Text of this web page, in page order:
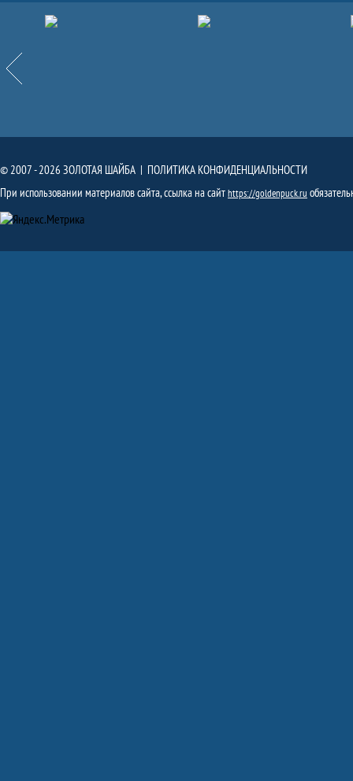
Назад
Партнёры
© 2007 - 2026 ЗОЛОТАЯ ШАЙБА | ПОЛИТИКА КОНФИДЕНЦИАЛЬНОСТИ
При использовании материалов сайта, ссылка на сайтhttps://goldenpuck.ru